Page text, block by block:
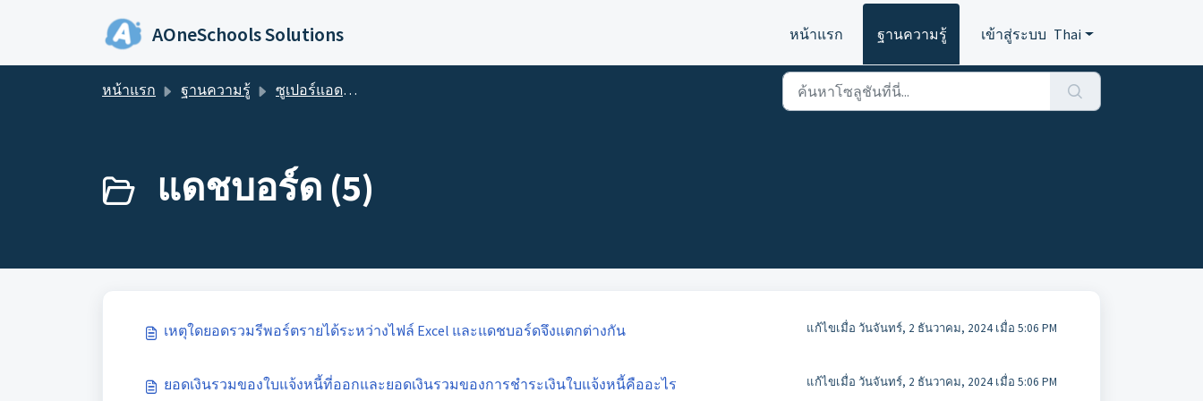
AOneSchools Solutions หน้าแรก ฐานความรู้ เข้าสู่ระบบ Thai
หน้าแรก ฐานความรู้ ซูเปอร์แอดมินและแอดมิน
แดชบอร์ด (5)
เหตุใดยอดรวมรีพอร์ตรายได้ระหว่างไฟล์ Excel และแดชบอร์ดจึงแตกต่างกัน แก้ไขเมื่อ วันจันทร์, 2 ธันวาคม, 2024 เมื่อ 5:06 PM
ยอดเงินรวมของใบแจ้งหนี้ที่ออกและยอดเงินรวมของการชำระเงินใบแจ้งหนี้คืออะไร แก้ไขเมื่อ วันจันทร์, 2 ธันวาคม, 2024 เมื่อ 5:06 PM